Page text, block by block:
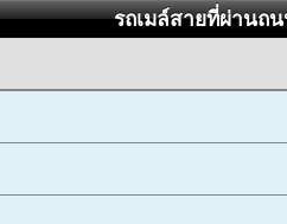
รถเมล์สายที่ผ่านถ